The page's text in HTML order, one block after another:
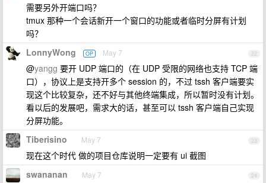
需要另外开端口吗？
tmux 那种一个会话新开一个窗口的功能或者临时分屏有计划
吗？
22
LonnyWong OP May 7
@yangg 要开 UDP 端口的（在 UDP 受限的网络也支持 TCP 端
口），协议上是支持开多个 session 的，不过 tssh 客户端要实
现这个比较复杂，还不好与其他终端集成，所以暂时没有计划。
看以后的发展吧，需求大的话，甚至可以 tssh 客户端自己实现
分屏功能。
23
Tiberisino May 7
现在这个时代 做的项目仓库说明一定要有 ui 截图
24
swananan May 7